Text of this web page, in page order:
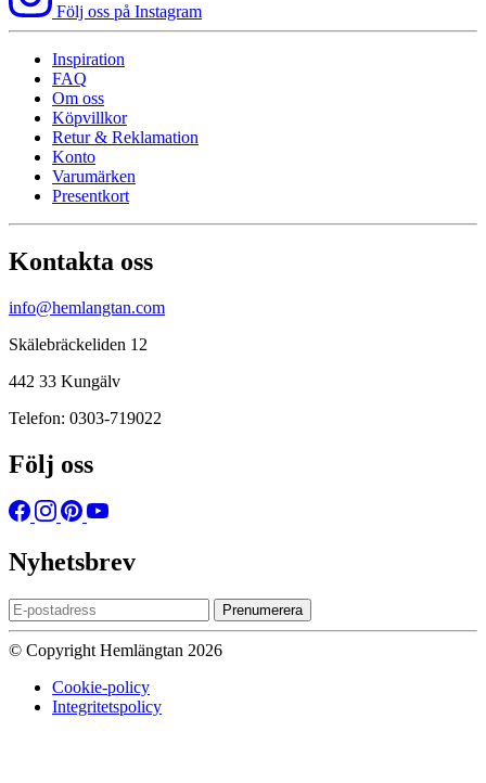
Följ oss på Instagram
Inspiration
FAQ
Om oss
Köpvillkor
Retur & Reklamation
Konto
Varumärken
Presentkort
Kontakta oss
info@hemlangtan.com
Skälebräckeliden 12
442 33 Kungälv
Telefon: 0303-719022
Följ oss
Nyhetsbrev
Prenumerera
© Copyright Hemlängtan 2026
Cookie-policy
Integritetspolicy